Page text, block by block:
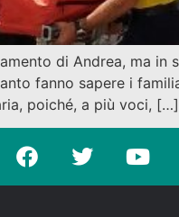
di Andrea, ma
fanno sapere i
poiché, a più voci, […]